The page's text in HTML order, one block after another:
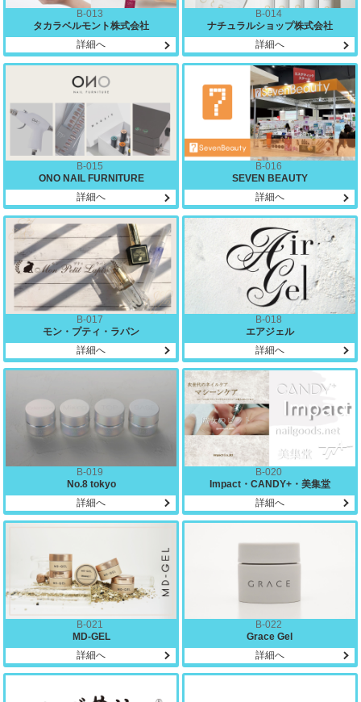
B-013
タカラベルモント株式会社
詳細へ
B-014
ナチュラルショップ株式会社
詳細へ
B-015
ONO NAIL FURNITURE
詳細へ
B-016
SEVEN BEAUTY
詳細へ
B-017
モン・プティ・ラパン
詳細へ
B-018
エアジェル
詳細へ
B-019
No.8 tokyo
詳細へ
B-020
Impact・CANDY+・美集堂
詳細へ
B-021
MD-GEL
詳細へ
B-022
Grace Gel
詳細へ